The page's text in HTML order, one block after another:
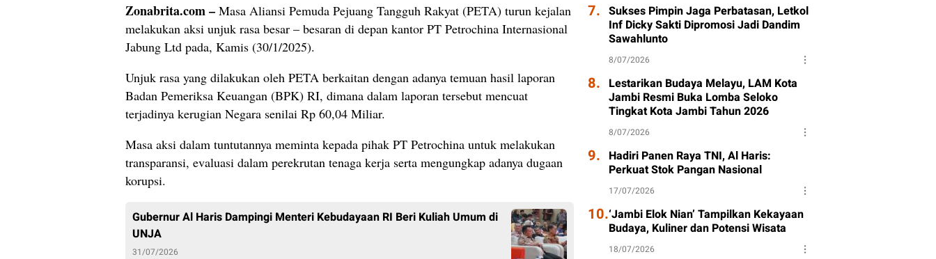
Zonabrita.com – Masa Aliansi Pemuda Pejuang Tangguh Rakyat (PETA) turun kejalan
melakukan aksi unjuk rasa besar – besaran di depan kantor PT Petrochina Internasional
Jabung Ltd pada, Kamis (30/1/2025).
Unjuk rasa yang dilakukan oleh PETA berkaitan dengan adanya temuan hasil laporan
Badan Pemeriksa Keuangan (BPK) RI, dimana dalam laporan tersebut mencuat
terjadinya kerugian Negara senilai Rp 60,04 Miliar.
Masa aksi dalam tuntutannya meminta kepada pihak PT Petrochina untuk melakukan
transparansi, evaluasi dalam perekrutan tenaga kerja serta mengungkap adanya dugaan
korupsi.
Gubernur Al Haris Dampingi Menteri Kebudayaan RI Beri Kuliah Umum di
UNJA
31/07/2026
7. Sukses Pimpin Jaga Perbatasan, Letkol
Inf Dicky Sakti Dipromosi Jadi Dandim
Sawahlunto
8/07/2026
8. Lestarikan Budaya Melayu, LAM Kota
Jambi Resmi Buka Lomba Seloko
Tingkat Kota Jambi Tahun 2026
8/07/2026
9. Hadiri Panen Raya TNI, Al Haris:
Perkuat Stok Pangan Nasional
17/07/2026
10.‘Jambi Elok Nian’ Tampilkan Kekayaan
Budaya, Kuliner dan Potensi Wisata
18/07/2026